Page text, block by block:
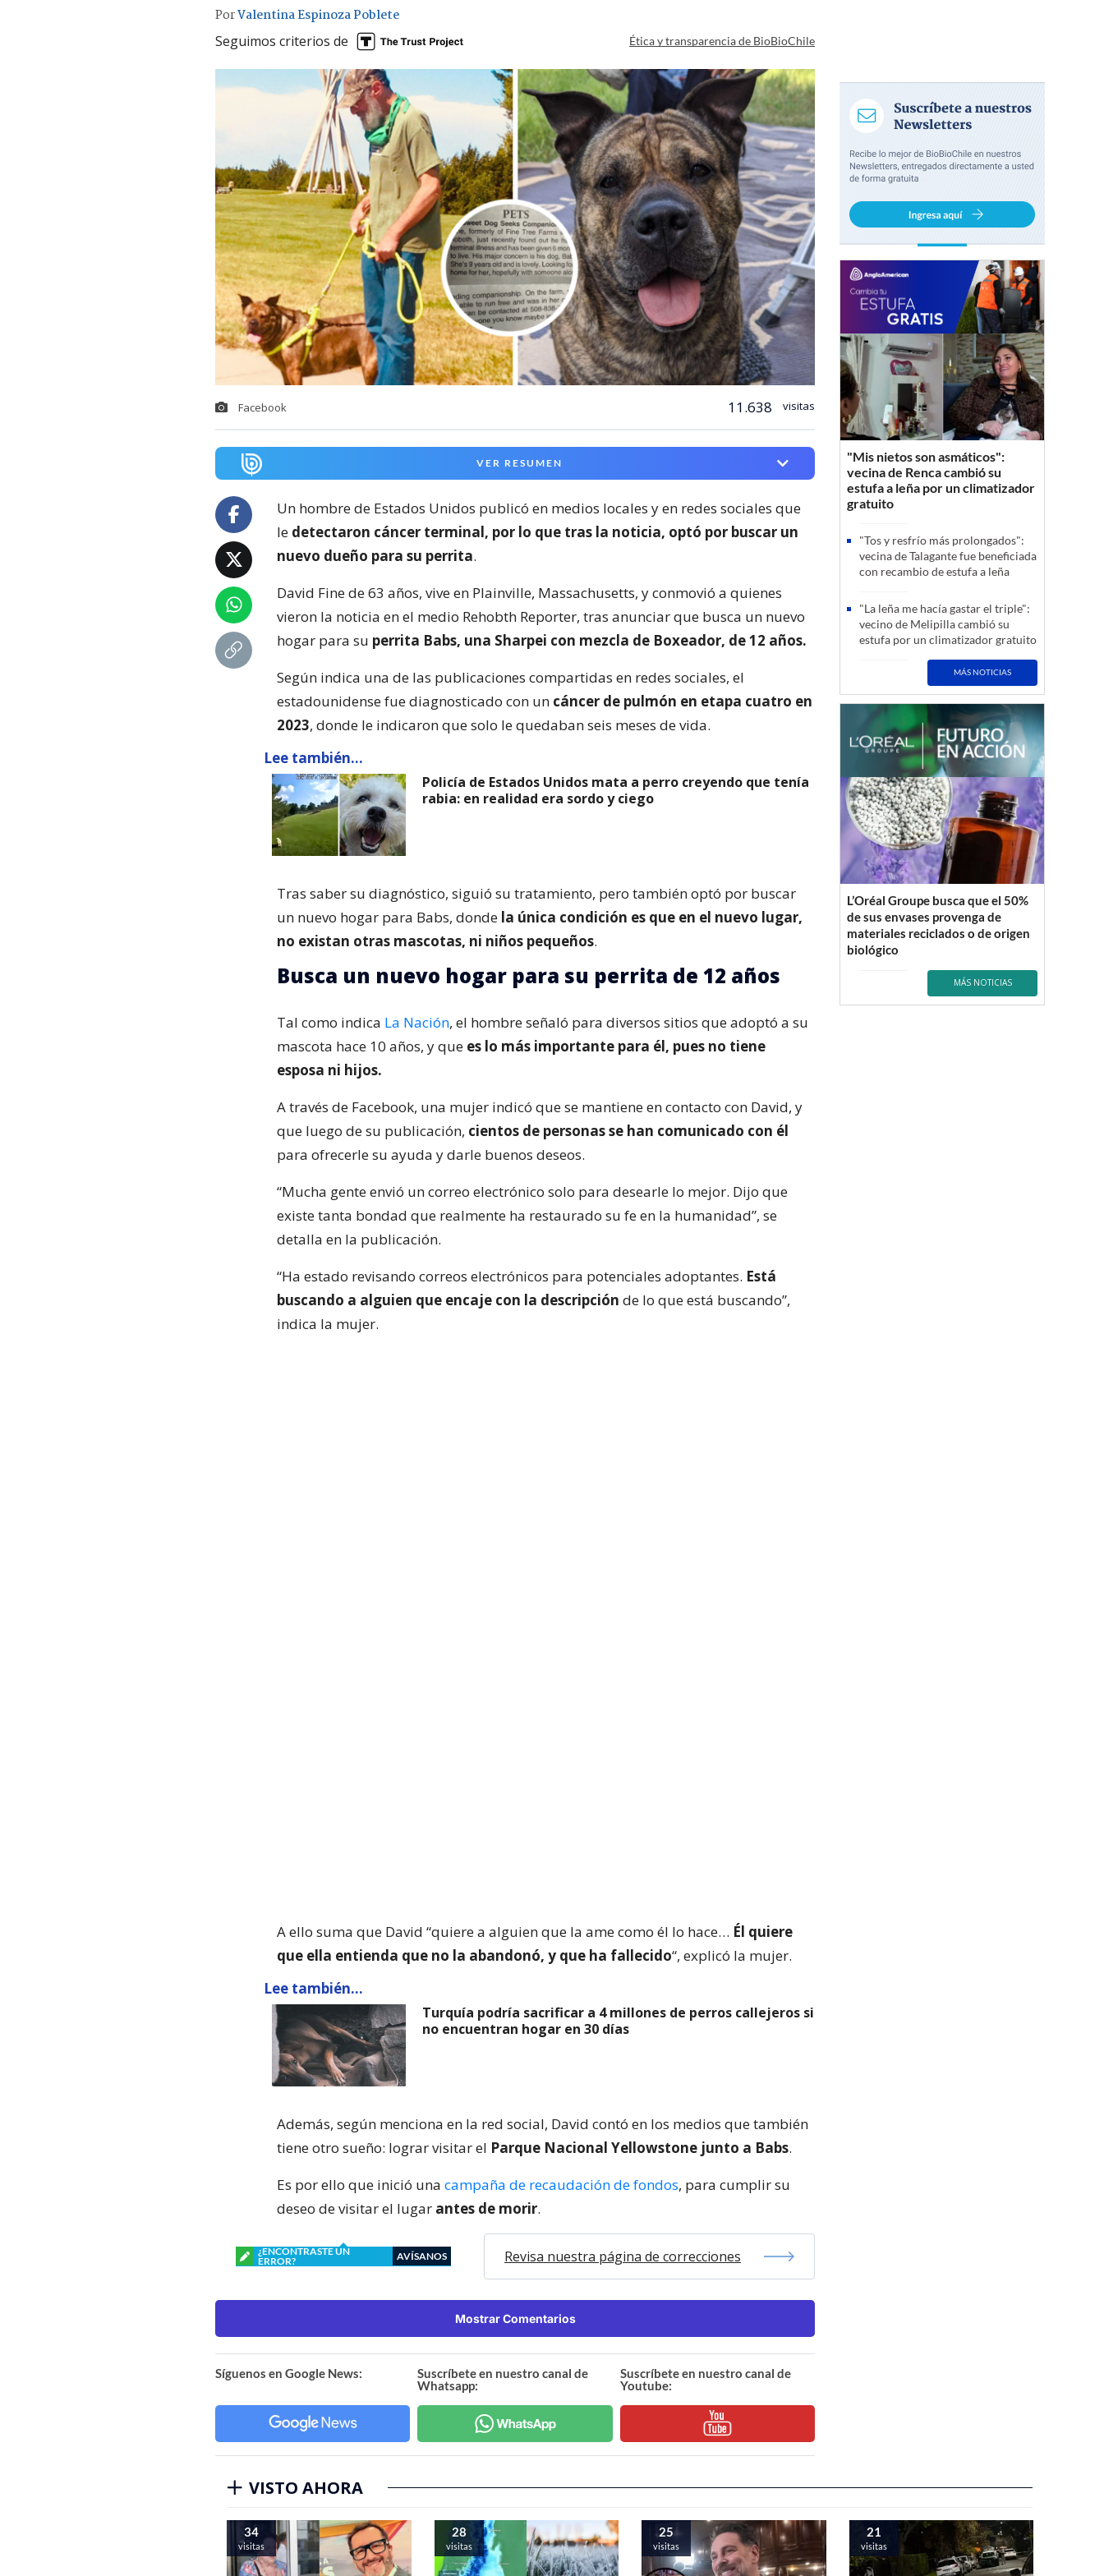
PorValentina Espinoza Poblete
Seguimos criterios de Ética y transparencia de BioBioChile
Facebook 11.638 visitas
VER RESUMEN
Un hombre de Estados Unidos publicó en medios locales y en redes sociales que
le detectaron cáncer terminal, por lo que tras la noticia, optó por buscar un
nuevo dueño para su perrita.
David Fine de 63 años, vive en Plainville, Massachusetts, y conmovió a quienes
vieron la noticia en el medio Rehobth Reporter, tras anunciar que busca un nuevo
hogar para su perrita Babs, una Sharpei con mezcla de Boxeador, de 12 años.
Según indica una de las publicaciones compartidas en redes sociales, el
estadounidense fue diagnosticado con un cáncer de pulmón en etapa cuatro en
2023, donde le indicaron que solo le quedaban seis meses de vida.
Lee también...
Policía de Estados Unidos mata a perro creyendo que tenía
rabia: en realidad era sordo y ciego
Tras saber su diagnóstico, siguió su tratamiento, pero también optó por buscar
un nuevo hogar para Babs, donde la única condición es que en el nuevo lugar,
no existan otras mascotas, ni niños pequeños.
Busca un nuevo hogar para su perrita de 12 años
Tal como indica La Nación, el hombre señaló para diversos sitios que adoptó a su
mascota hace 10 años, y que es lo más importante para él, pues no tiene
esposa ni hijos.
A través de Facebook, una mujer indicó que se mantiene en contacto con David, y
que luego de su publicación, cientos de personas se han comunicado con él
para ofrecerle su ayuda y darle buenos deseos.
“Mucha gente envió un correo electrónico solo para desearle lo mejor. Dijo que
existe tanta bondad que realmente ha restaurado su fe en la humanidad”, se
detalla en la publicación.
“Ha estado revisando correos electrónicos para potenciales adoptantes. Está
buscando a alguien que encaje con la descripción de lo que está buscando”,
indica la mujer.
A ello suma que David “quiere a alguien que la ame como él lo hace… Él quiere
que ella entienda que no la abandonó, y que ha fallecido“, explicó la mujer.
Lee también...
Turquía podría sacrificar a 4 millones de perros callejeros si
no encuentran hogar en 30 días
Además, según menciona en la red social, David contó en los medios que también
tiene otro sueño: lograr visitar el Parque Nacional Yellowstone junto a Babs.
Es por ello que inició una campaña de recaudación de fondos, para cumplir su
deseo de visitar el lugar antes de morir.
¿ENCONTRASTE UN
ERROR?
AVÍSANOS Revisa nuestra página de correcciones
Mostrar Comentarios
Síguenos en Google News:
Suscríbete en nuestro canal de
Whatsapp:
Suscríbete en nuestro canal de
Youtube:
"Mis nietos son asmáticos":
vecina de Renca cambió su
estufa a leña por un climatizador
gratuito
"Tos y resfrío más prolongados":
vecina de Talagante fue beneficiada
con recambio de estufa a leña
"La leña me hacía gastar el triple":
vecino de Melipilla cambió su
estufa por un climatizador gratuito
MÁS NOTICIAS
L’Oréal Groupe busca que el 50%
de sus envases provenga de
materiales reciclados o de origen
biológico
MÁS NOTICIAS
VISTO AHORA
34
visitas
28
visitas
25
visitas
21
visitas